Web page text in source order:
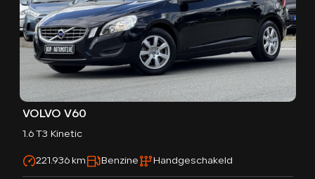
VOLVO V60
1.6 T3 Kinetic
221.936 km Benzine Handgeschakeld